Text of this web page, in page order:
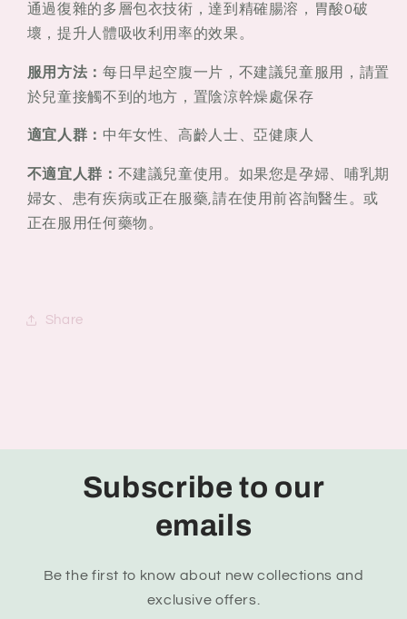
通過復雜的多層包衣技術，達到精確腸溶，胃酸0破
壞，提升人體吸收利用率的效果。
服用方法： 每日早起空腹一片，不建議兒童服用，請置
於兒童接觸不到的地方，置陰涼幹燥處保存
適宜人群： 中年女性、高齡人士、亞健康人
不適宜人群： 不建議兒童使用。如果您是孕婦、哺乳期
婦女、患有疾病或正在服藥,請在使用前咨詢醫生。或
正在服用任何藥物。
Share
Subscribe to our
emails
Be the first to know about new collections and
exclusive offers.